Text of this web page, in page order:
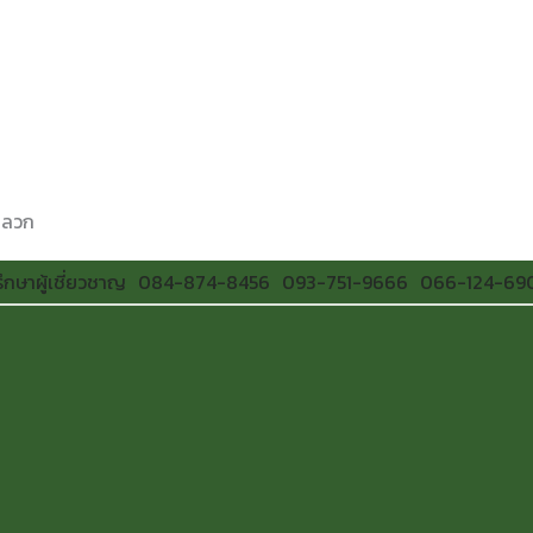
วก
ษาผู้เชี่ยวชาญ 084-874-8456 093-751-9666 066-124-